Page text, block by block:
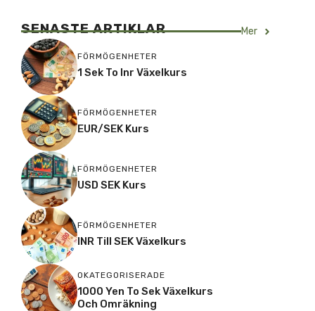
SENASTE ARTIKLAR Mer
FÖRMÖGENHETER
1 Sek To Inr Växelkurs
FÖRMÖGENHETER
EUR/SEK Kurs
FÖRMÖGENHETER
USD SEK Kurs
FÖRMÖGENHETER
INR Till SEK Växelkurs
OKATEGORISERADE
1000 Yen To Sek Växelkurs
Och Omräkning